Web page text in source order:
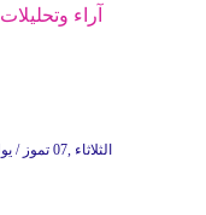
آراء وتحليلات
16:29 2026 الثلاثاء ,07 تموز / يوليو